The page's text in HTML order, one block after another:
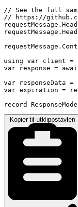
// See the full
// https://
using var client =
var response =
var responseData =
var expiration =
record
Kopier til utklippstavlen